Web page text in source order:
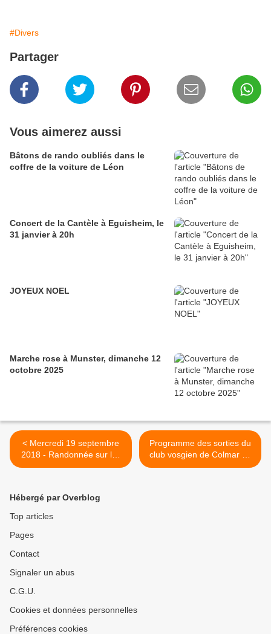
#Divers
Partager
Vous aimerez aussi
Bâtons de rando oubliés dans le
coffre de la voiture de Léon
Concert de la Cantèle à Eguisheim, le
31 janvier à 20h
JOYEUX NOEL
Marche rose à Munster, dimanche 12
octobre 2025
< Mercredi 19 septembre
2018 - Randonnée sur les
pentes du Grand Ballon et
Programme des sorties du
club vosgien de Colmar en
octobre 2018 >
Hébergé par Overblog
Top articles
Pages
Contact
Signaler un abus
C.G.U.
Cookies et données personnelles
Préférences cookies